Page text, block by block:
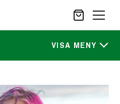
SÖK
VISA MENY